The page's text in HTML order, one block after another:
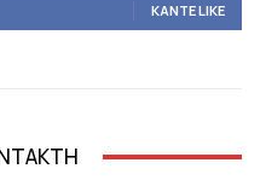
ΚΆΝΤΕ LIKE